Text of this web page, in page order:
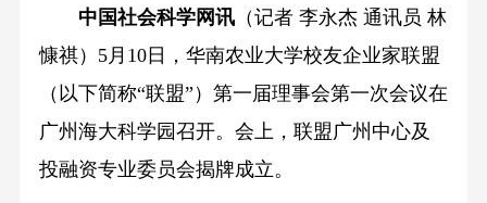
中国社会科学网讯（记者 李永杰 通讯员 林
慷祺）5月10日，华南农业大学校友企业家联盟
（以下简称“联盟”）第一届理事会第一次会议在
广州海大科学园召开。会上，联盟广州中心及
投融资专业委员会揭牌成立。